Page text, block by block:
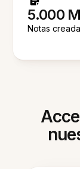
5.000 M
Notas